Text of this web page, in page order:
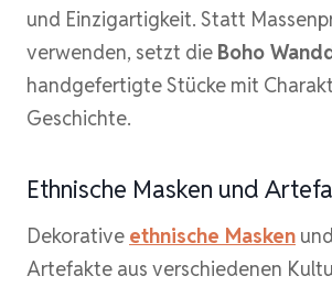
und Einzigartigkeit. Statt
verwenden, setzt die Boho
handgefertigte Stücke mit
Geschichte.
Ethnische Masken und
Dekorative ethnische Masken
Artefakte aus verschiedenen